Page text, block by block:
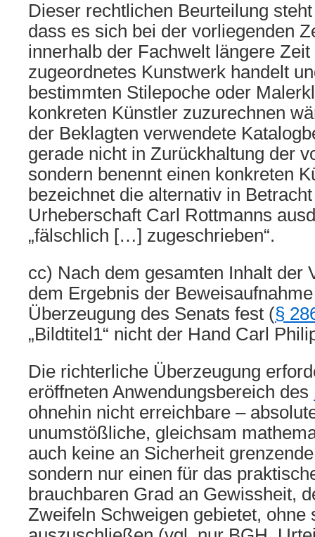
Dieser rechtlichen Beurteilung
dass es sich bei der vorliegenden
innerhalb der Fachwelt längere
zugeordnetes Kunstwerk handelt
bestimmten Stilepoche oder
konkreten Künstler zuzurechnen
der Beklagten verwendete
gerade nicht in Zurückhaltung der
sondern benennt einen konkreten
bezeichnet die alternativ in
Urheberschaft Carl Rottmanns
„fälschlich […] zugeschrieben“.
cc) Nach dem gesamten Inhalt der
dem Ergebnis der
Überzeugung des Senats fest (§
„Bildtitel1“ nicht der Hand Carl
Die richterliche Überzeugung
eröffneten Anwendungsbereich des
ohnehin nicht erreichbare –
unumstößliche, gleichsam
auch keine an Sicherheit
sondern nur einen für das
brauchbaren Grad an Gewissheit,
Zweifeln Schweigen gebietet, ohne